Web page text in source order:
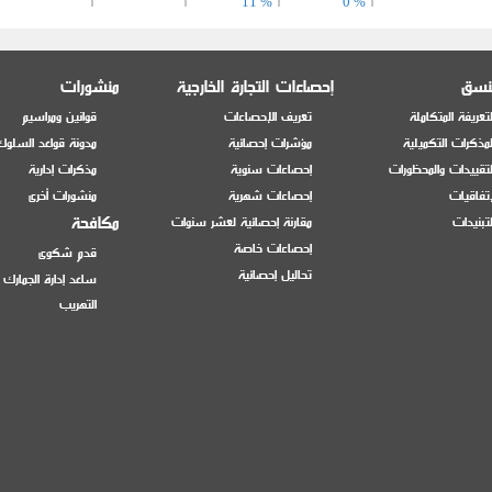
11 %
لخامات
قطعا أو
المتكاملة
التكميلية
والمحظورات
إحصاءات التجارة الخارجية
تعريف الإحصاءات
مؤشرات إحصائية
إحصاءات سنوية
إحصاءات شهرية
مقارنة إحصائية لعشر سنوات
إحصاءات خاصة
تحاليل إحصائية
منشورات
قوانين ومراسيم
مدونة قواعد
مذكرات إدارية
منشورات أخرى
مكافحة
قدم شكوى
ساعد إدارة
التهريب